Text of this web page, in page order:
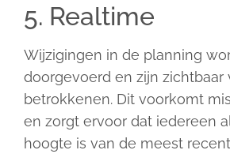
5. Realtime
Wijzigingen in de planning
doorgevoerd en zijn zichtbaar
betrokkenen. Dit voorkomt
en zorgt ervoor dat iedereen
hoogte is van de meest